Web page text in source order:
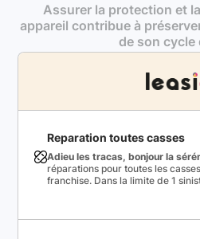
Assurer la protection et
appareil contribue à
de son cycle
Reparation toutes casses
Adieu les tracas, bonjour la
réparations pour toutes les
franchise. Dans la limite de 1